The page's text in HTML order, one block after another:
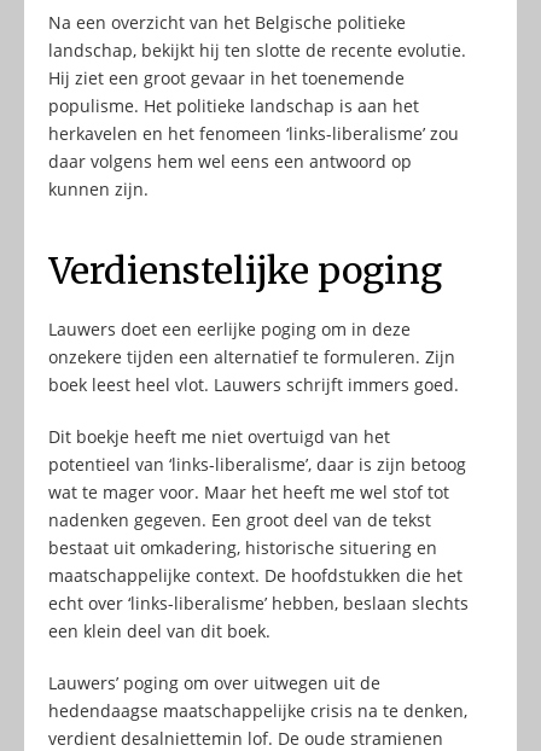
Na een overzicht van het Belgische politieke
landschap, bekijkt hij ten slotte de recente evolutie.
Hij ziet een groot gevaar in het toenemende
populisme. Het politieke landschap is aan het
herkavelen en het fenomeen ‘links-liberalisme’ zou
daar volgens hem wel eens een antwoord op
kunnen zijn.
Verdienstelijke poging
Lauwers doet een eerlijke poging om in deze
onzekere tijden een alternatief te formuleren. Zijn
boek leest heel vlot. Lauwers schrijft immers goed.
Dit boekje heeft me niet overtuigd van het
potentieel van ‘links-liberalisme’, daar is zijn betoog
wat te mager voor. Maar het heeft me wel stof tot
nadenken gegeven. Een groot deel van de tekst
bestaat uit omkadering, historische situering en
maatschappelijke context. De hoofdstukken die het
echt over ‘links-liberalisme’ hebben, beslaan slechts
een klein deel van dit boek.
Lauwers’ poging om over uitwegen uit de
hedendaagse maatschappelijke crisis na te denken,
verdient desalniettemin lof. De oude stramienen